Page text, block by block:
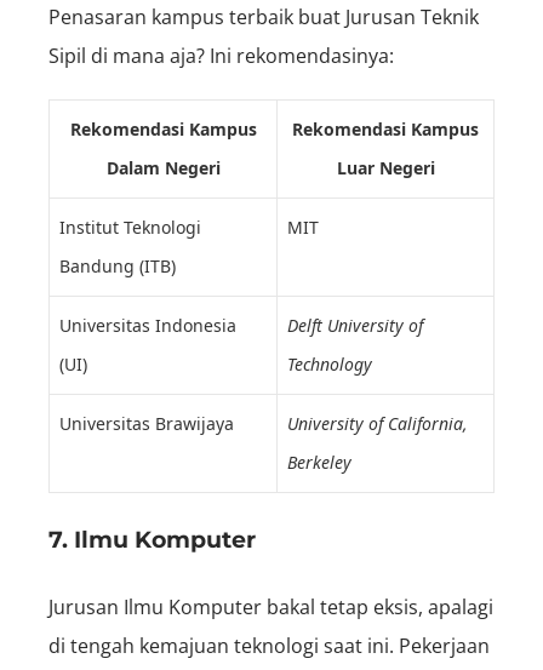
Penasaran kampus terbaik buat Jurusan Teknik
Sipil di mana aja? Ini rekomendasinya:
Rekomendasi Kampus
Dalam Negeri
Rekomendasi Kampus
Luar Negeri
Institut Teknologi
Bandung (ITB)
MIT
Universitas Indonesia
(UI)
Delft University of
Technology
Universitas Brawijaya
University of California,
Berkeley
7. Ilmu Komputer
Jurusan Ilmu Komputer bakal tetap eksis, apalagi
di tengah kemajuan teknologi saat ini. Pekerjaan